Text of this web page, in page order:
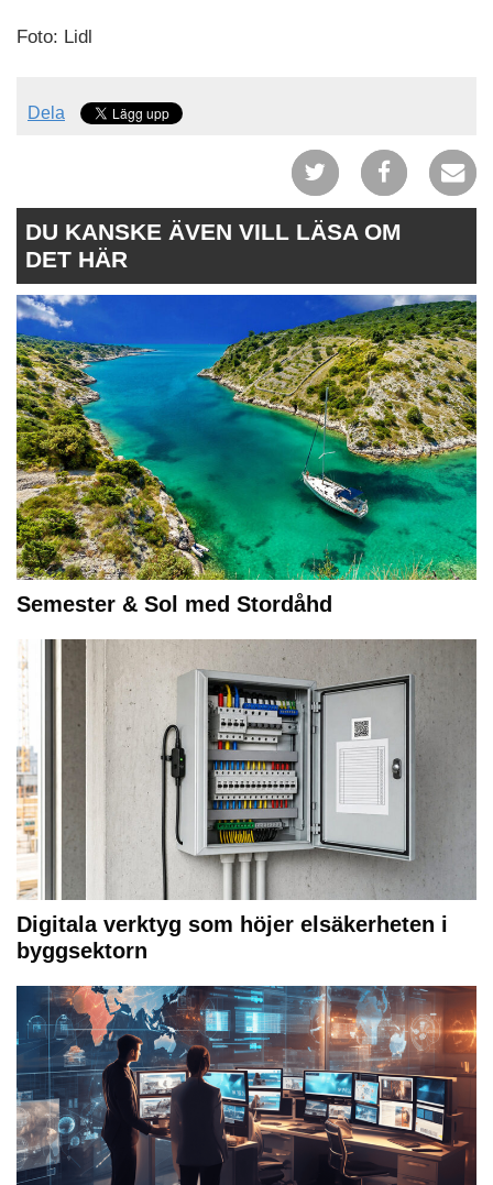
Foto: Lidl
Dela
DU KANSKE ÄVEN VILL LÄSA OM
DET HÄR
Semester & Sol med Stordåhd
Digitala verktyg som höjer elsäkerheten i
byggsektorn